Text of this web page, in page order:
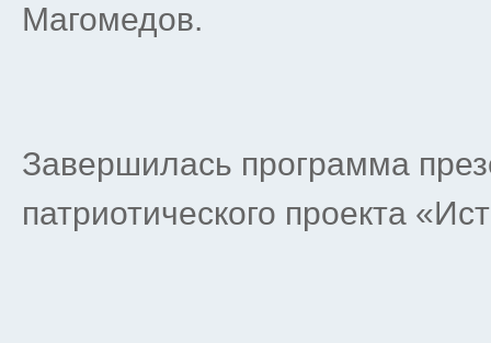
Магомедов.
Завершилась программа
патриотического проекта